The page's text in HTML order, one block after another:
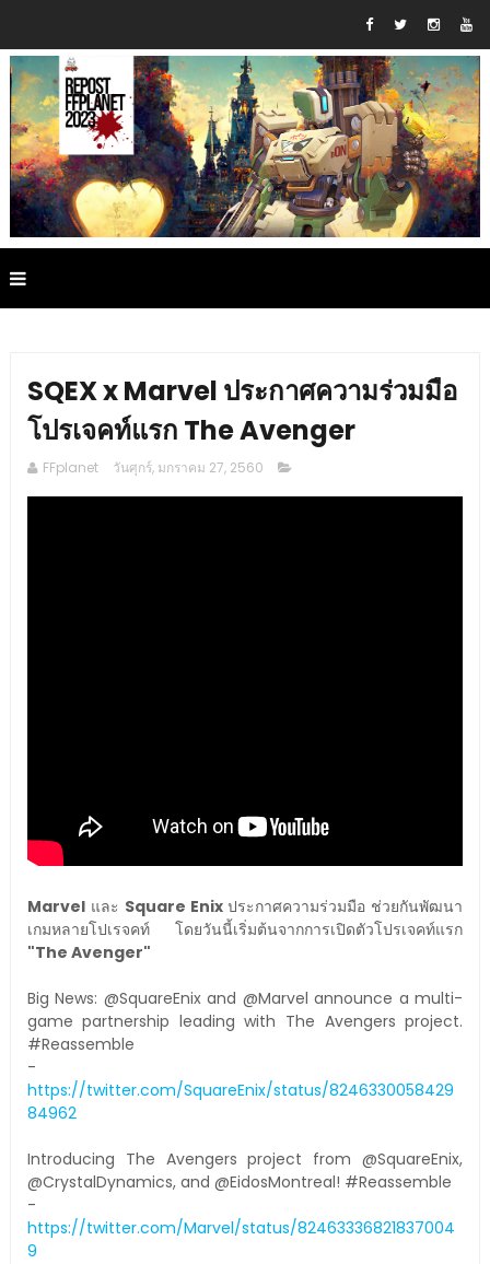
SQEX x Marvel ประกาศความร่วมมือ
โปรเจคท์แรก The Avenger
FFplanet วันศุกร์, มกราคม 27, 2560
Marvelและ Square Enixประกาศความร่วมมือ ช่วยกันพัฒนา
เกมหลายโปเรจคท์ โดยวันนี้เริ่มต้นจากการเปิดตัวโปรเจคท์แรก
"The Avenger"
Big News: @SquareEnix and @Marvel announce a multi-
game partnership leading with The Avengers project.
#Reassemble
-
https://twitter.com/SquareEnix/status/8246330058429
84962
Introducing The Avengers project from @SquareEnix,
@CrystalDynamics, and @EidosMontreal! #Reassemble
-
https://twitter.com/Marvel/status/82463336821837004
9